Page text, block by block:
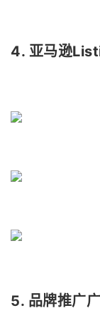
4. 亚马逊
5. 品牌推广